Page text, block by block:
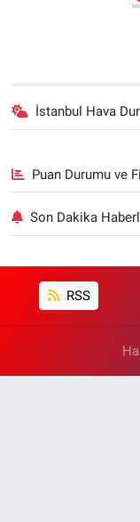
İstanbul Hava
Puan Durumu ve
Son Dakika
RSS